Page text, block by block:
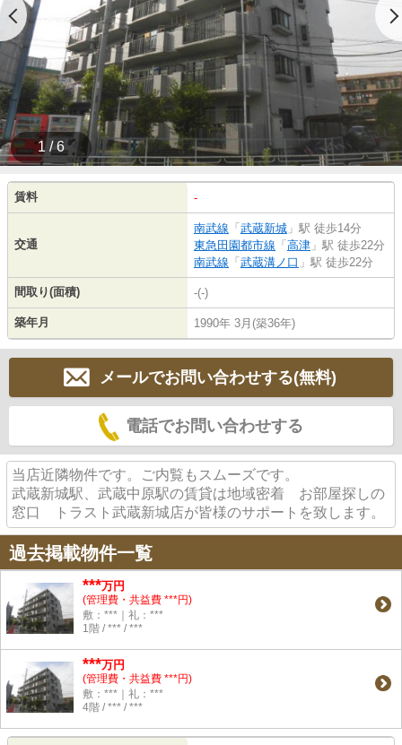
1 / 6
賃料 -
交通
南武線 「 武蔵新城 」駅 徒歩14分
東急田園都市線 「 高津 」駅 徒歩22分
南武線 「 武蔵溝ノ口 」駅 徒歩22分
間取り(面積) -(-)
築年月 1990年 3月(築36年)
メールでお問い合わせする(無料)
電話でお問い合わせする
当店近隣物件です。ご内覧もスムーズです。
武蔵新城駅、武蔵中原駅の賃貸は地域密着 お部屋探しの
窓口 トラスト武蔵新城店が皆様のサポートを致します。
過去掲載物件一覧
***万円
(管理費・共益費 ***円)
敷：***｜礼：***
1階 / *** / ***
***万円
(管理費・共益費 ***円)
敷：***｜礼：***
4階 / *** / ***